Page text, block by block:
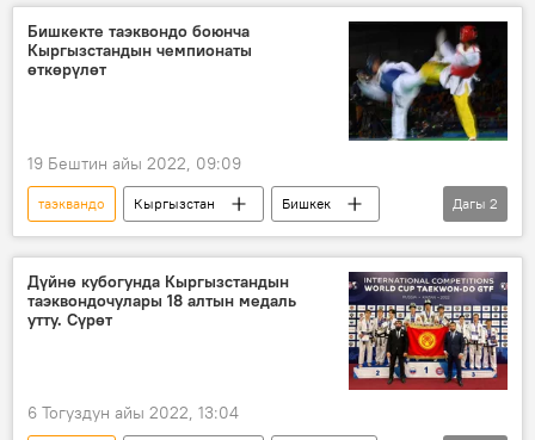
Бишкекте таэквондо боюнча
Кыргызстандын чемпионаты
өткөрүлөт
19 Бештин айы 2022, 09:09
таэквандо Кыргызстан
Бишкек
чемпионат
Спорт
Дагы 2
Дүйнө кубогунда Кыргызстандын
таэквондочулары 18 алтын медаль
утту. Сүрөт
6 Тогуздун айы 2022, 13:04